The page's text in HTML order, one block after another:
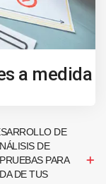
a medida
DE
DE
PARA
DE TUS